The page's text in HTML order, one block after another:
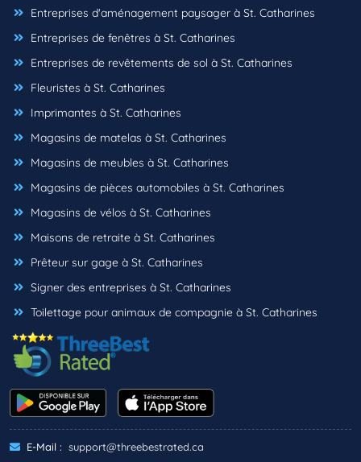
Entreprises d'aménagement paysager à St. Catharines
Entreprises de fenêtres à St. Catharines
Entreprises de revêtements de sol à St. Catharines
Fleuristes à St. Catharines
Imprimantes à St. Catharines
Magasins de matelas à St. Catharines
Magasins de meubles à St. Catharines
Magasins de pièces automobiles à St. Catharines
Magasins de vélos à St. Catharines
Maisons de retraite à St. Catharines
Prêteur sur gage à St. Catharines
Signer des entreprises à St. Catharines
Toilettage pour animaux de compagnie à St. Catharines
E-Mail : support@threebestrated.ca